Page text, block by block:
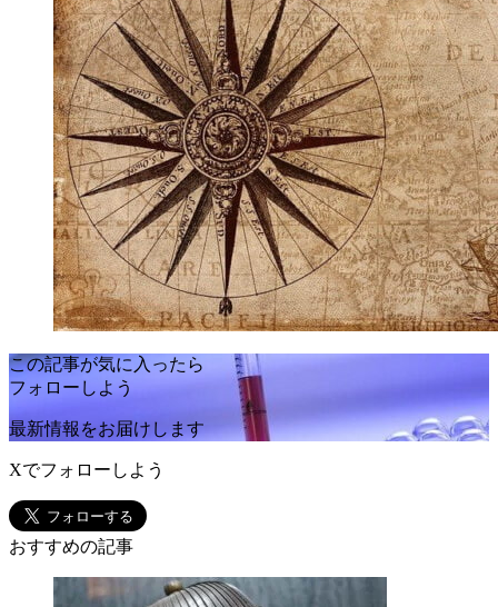
この記事が気に入ったら
フォローしよう
最新情報をお届けします
Xでフォローしよう
おすすめの記事